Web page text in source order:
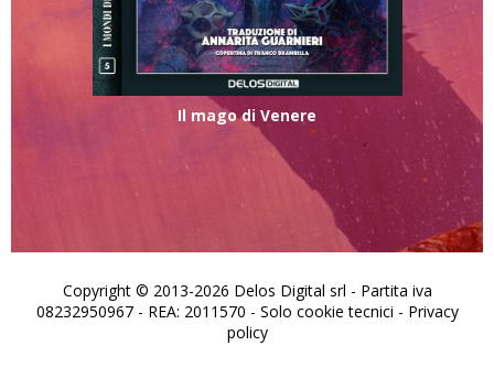
Il mago di Venere
Copyright © 2013-2026 Delos Digital srl - Partita iva
08232950967 - REA: 2011570 - Solo cookie tecnici - Privacy
policy